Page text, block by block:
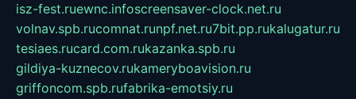
isz-fest.ruewnc.infoscreensaver-clock.net.ru
volnav.spb.rucomnat.runpf.net.ru7bit.pp.rukalugatur.ru
tesiaes.rucard.com.rukazanka.spb.ru
gildiya-kuznecov.rukameryboavision.ru
griffoncom.spb.rufabrika-emotsiy.ru